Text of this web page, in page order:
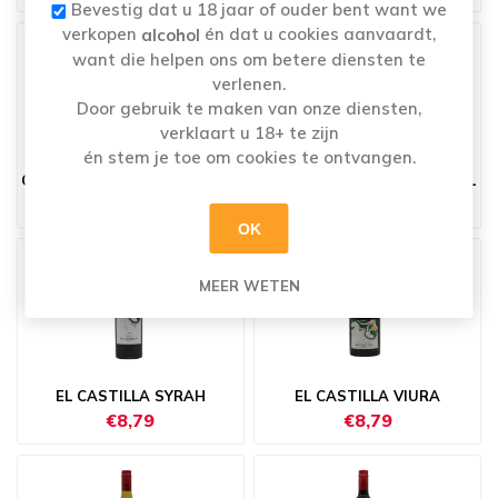
CUVÉE CRUSE ROOD 12X25CL CUVÉE CRUSE ROSÉ 12X25CL
EL CASTILLA SYRAH
€8,79
EL CASTILLA VIURA
€8,79
Bevestig dat u 18 jaar of ouder bent want we
verkopen alcohol én dat u cookies aanvaardt,
want die helpen ons om betere diensten te
verlenen.
Door gebruik te maken van onze diensten,
verklaart u 18+ te zijn
én stem je toe om cookies te ontvangen.
OK
MEER WETEN